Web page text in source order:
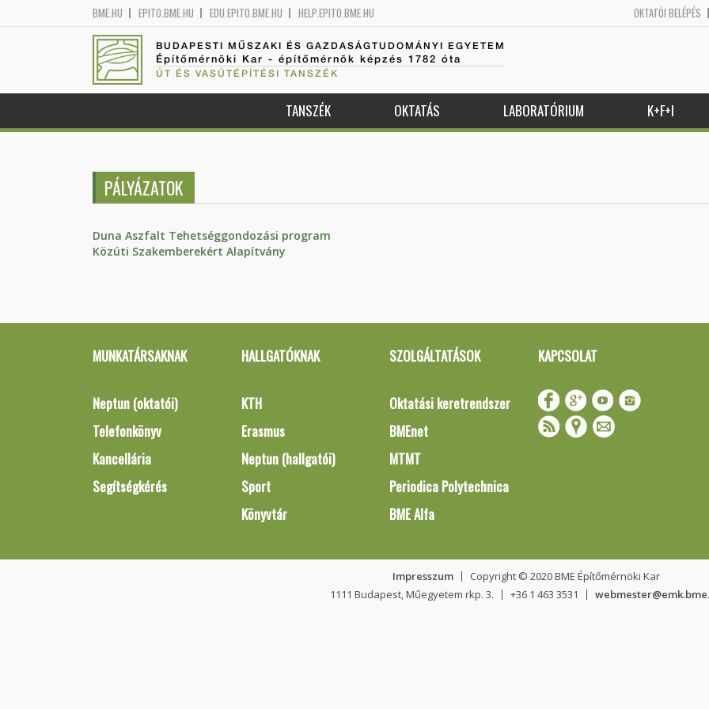
BME.HU EPITO.BME.HU EDU.EPITO.BME.HU HELP.EPITO.BME.HU OKTATÓI BELÉPÉS
BUDAPESTI MŰSZAKI ÉS GAZDASÁGTUDOMÁNYI EGYETEM
Építőmérnöki Kar - építőmérnök képzés 1782 óta
ÚT ÉS VASÚTÉPÍTÉSI TANSZÉK
TANSZÉK OKTATÁS LABORATÓRIUM K+F+I
PÁLYÁZATOK
Duna Aszfalt Tehetséggondozási program
Közúti Szakemberekért Alapítvány
MUNKATÁRSAKNAK
Neptun (oktatói)
Telefonkönyv
Kancellária
Segítségkérés
HALLGATÓKNAK
KTH
Erasmus
Neptun (hallgatói)
Sport
Könyvtár
SZOLGÁLTATÁSOK
Oktatási keretrendszer
BMEnet
MTMT
Periodica Polytechnica
BME Alfa
KAPCSOLAT
Impresszum
Copyright © 2020 BME Építőmérnöki Kar
1111 Budapest, Műegyetem rkp. 3.
+36 1 463 3531